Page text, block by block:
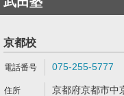
京都校
075-255-5777
京都府京都市中